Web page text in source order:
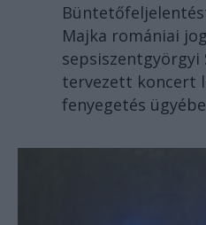
Majka romániai
sepsiszentgyörgyi
tervezett koncert
fenyegetés